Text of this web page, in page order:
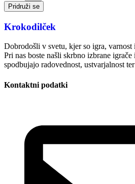
Pridruži se
Krokodilček
Dobrodošli v svetu, kjer so igra, varnost
Pri nas boste našli skrbno izbrane
spodbujajo radovednost, ustvarjalnost
Kontaktni podatki